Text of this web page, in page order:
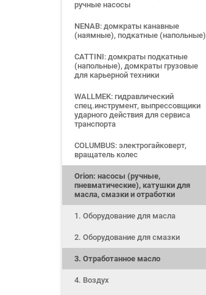
ручные насосы
NENAB: домкраты канавные
(наямные), подкатные (напольные)
CATTINI: домкраты подкатные
(напольные), домкраты грузовые
для карьерной техники
WALLMEK: гидравлический
спец.инструмент, выпрессовщики
ударного действия для сервиса
транспорта
COLUMBUS: электрогайковерт,
вращатель колес
Orion: насосы (ручные,
пневматические), катушки для
масла, смазки и отработки
1. Оборудование для масла
2. Оборудование для смазки
3. Отработанное масло
4. Воздух